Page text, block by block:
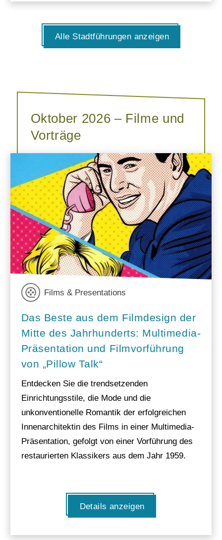
Alle Stadtführungen anzeigen
Oktober 2026 – Filme und
Vorträge
Films & Presentations
Das Beste aus dem Filmdesign der
Mitte des Jahrhunderts: Multimedia-
Präsentation und Filmvorführung
von „Pillow Talk“
Entdecken Sie die trendsetzenden
Einrichtungsstile, die Mode und die
unkonventionelle Romantik der erfolgreichen
Innenarchitektin des Films in einer Multimedia-
Präsentation, gefolgt von einer Vorführung des
restaurierten Klassikers aus dem Jahr 1959.
Details anzeigen